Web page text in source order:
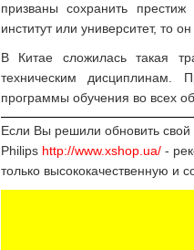
призваны сохранить
институт или университет, то
В Китае сложилась такая
техническим дисциплинам.
программы обучения во всех
Если Вы решили обновить свой
Philips http://www.xshop.ua/ -
только высококачественную и